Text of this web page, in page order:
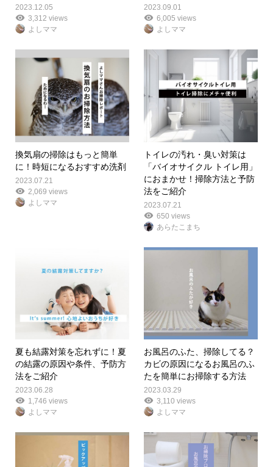
2023.12.05
3,312 views
よしママ
2023.09.01
6,005 views
よしママ
換気扇の掃除はもっと簡単
に！時短になるおすすめ洗剤
2023.07.21
2,069 views
よしママ
トイレの汚れ・臭い対策は
「バイオサイクル トイレ用」
におまかせ！掃除方法と予防
法をご紹介
2023.07.21
650 views
あらたこまち
夏も結露対策を忘れずに！夏
の結露の原因や条件、予防方
法をご紹介
2023.06.28
1,746 views
よしママ
お風呂のふた、掃除してる？
カビの原因になるお風呂のふ
たを簡単にお掃除する方法
2023.03.29
3,110 views
よしママ